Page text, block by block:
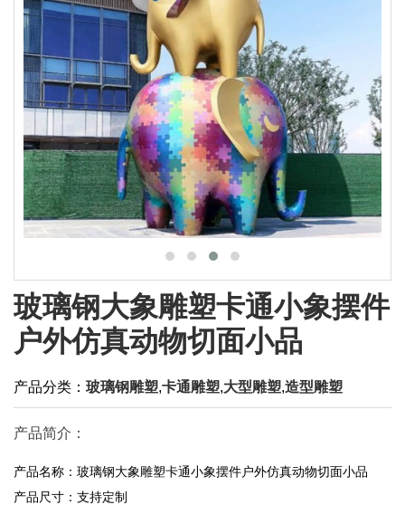
玻璃钢大象雕塑卡通小象摆件
户外仿真动物切面小品
产品分类： 玻璃钢雕塑,卡通雕塑,大型雕塑,造型雕塑
产品简介：
产品名称：玻璃钢大象雕塑卡通小象摆件户外仿真动物切面小品
产品尺寸：支持定制